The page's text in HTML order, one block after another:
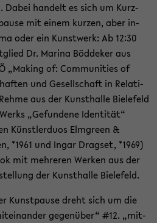
han­delt es sich um Kurz­
mit einem kur­zen, aber in­
oder ein Kunst­werk: Ab 12:30
Dr. Ma­ri­na Böd­de­ker aus
„Ma­king of: Com­mu­nities of
und Ge­sell­schaft in Re­la­ti­
aus der Kunst­hal­le Bie­le­feld
„Ge­fun­de­ne Iden­ti­tät“
Künst­ler­du­os Elm­green &
*1961 und Ingar Drags­et, *1969)
mit meh­re­ren Wer­ken aus der
der Kunst­hal­le Bie­le­feld.
Kunst­pau­se dreht sich um die
ge­gen­über“ #12. „mit­